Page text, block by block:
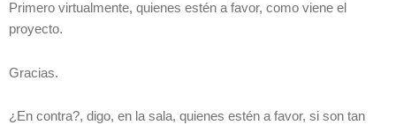
Primero virtualmente, quienes estén a favor, como viene el
proyecto.
Gracias.
¿En contra?, digo, en la sala, quienes estén a favor, si son tan